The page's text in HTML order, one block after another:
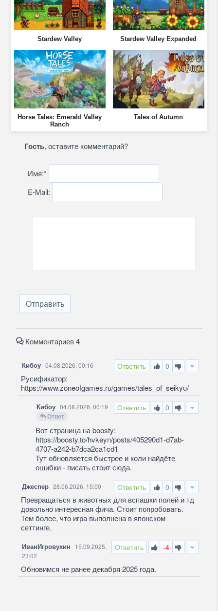
Stardew Valley Stardew Valley Expanded
Horse Tales: Emerald Valley
Ranch
Tales of Autumn
Гость, оставите комментарий?
Имя:*
E-Mail:
Отправить
Комментариев 4
Ответить 0
Кибоу 04.08.2026, 00:16
Русификатор:
https://www.zoneofgames.ru/games/tales_of_seikyu/
Ответить 0
Кибоу 04.08.2026, 00:19
Ответ
Вот страница на boosty:
https://boosty.to/hvkeyn/posts/405290d1-d7ab-
4707-a242-b7dca2ca1cd1
Тут обновляется быстрее и коли найдёте
ошибки - писать стоит сюда.
Ответить 0
Джеспер 28.06.2026, 15:00
Превращаться в животных для вспашки полей и тд
довольно интересная фича. Стоит попробовать.
Тем более, что игра выполнена в японском
сеттинге.
Ответить -4
ИванИгровухин
15.09.2025,
23:02
Обновимся не ранее декабря 2025 года.